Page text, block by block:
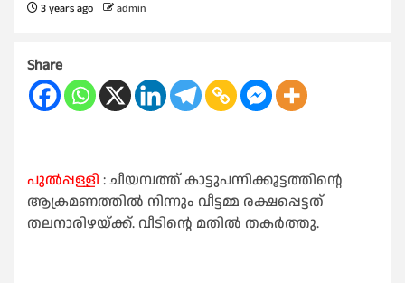
3 years ago admin
Share
പുല്‍പ്പള്ളി : ചീയമ്പത്ത് കാട്ടുപന്നിക്കൂട്ടത്തിന്റെ
ആക്രമണത്തിൽ നിന്നും വീട്ടമ്മ രക്ഷപ്പെട്ടത്
തലനാരിഴയ്ക്ക്. വീടിന്റെ മതിൽ തകർത്തു.